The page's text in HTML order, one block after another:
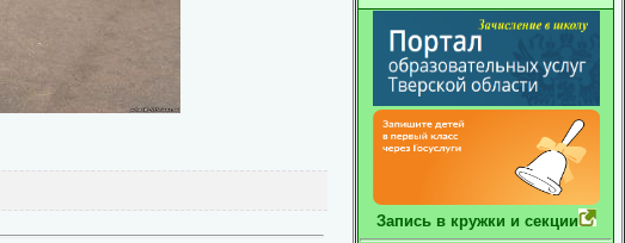
Запись в кружки и секции